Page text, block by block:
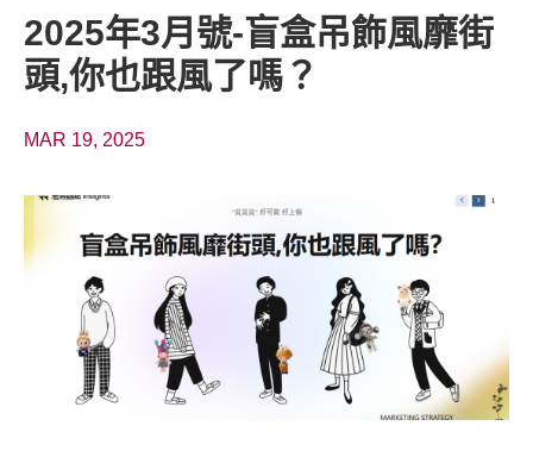
2025年3月號-盲盒吊飾風靡街
頭,你也跟風了嗎？
MAR 19, 2025